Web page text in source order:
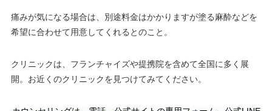
痛みが気になる場合は、別途料金はかかりますが塗る麻酔などを
希望に合わせて用意してくれるとのこと。
クリニックは、フランチャイズや提携院を含めて全国に多く展
開。お近くのクリニックを見つけてみてください。